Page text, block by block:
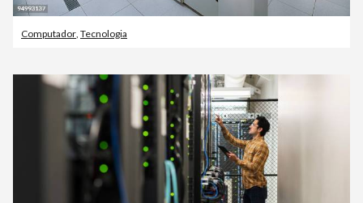
Computador Tecnologia